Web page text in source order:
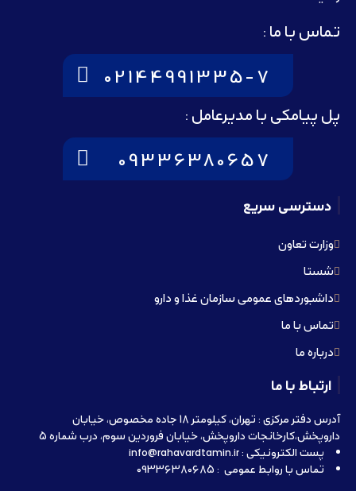
تماس با ما :
02144991335-7
پل پیامکی با مدیرعامل :
09336380657
دسترسی سریع
وزارت تعاون
شستا
داشبوردهای عمومی سازمان غذا و دارو
تماس با ما
درباره ما
ارتباط با ما
آدرس دفتر مرکزی : تهران، کیلومتر 18 جاده مخصوص، خیابان
داروپخش،کارخانجات داروپخش، خیابان فروردین سوم، درب شماره 5
پست الکترونیکی : info@rahavardtamin.ir
تماس با روابط عمومی : 09336380685